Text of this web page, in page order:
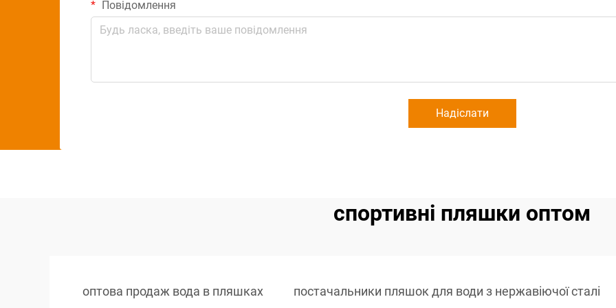
Повідомлення
Надіслати
спортивні пляшки оптом
оптова продаж вода в пляшках постачальники пляшок для води з нержавіючої сталі